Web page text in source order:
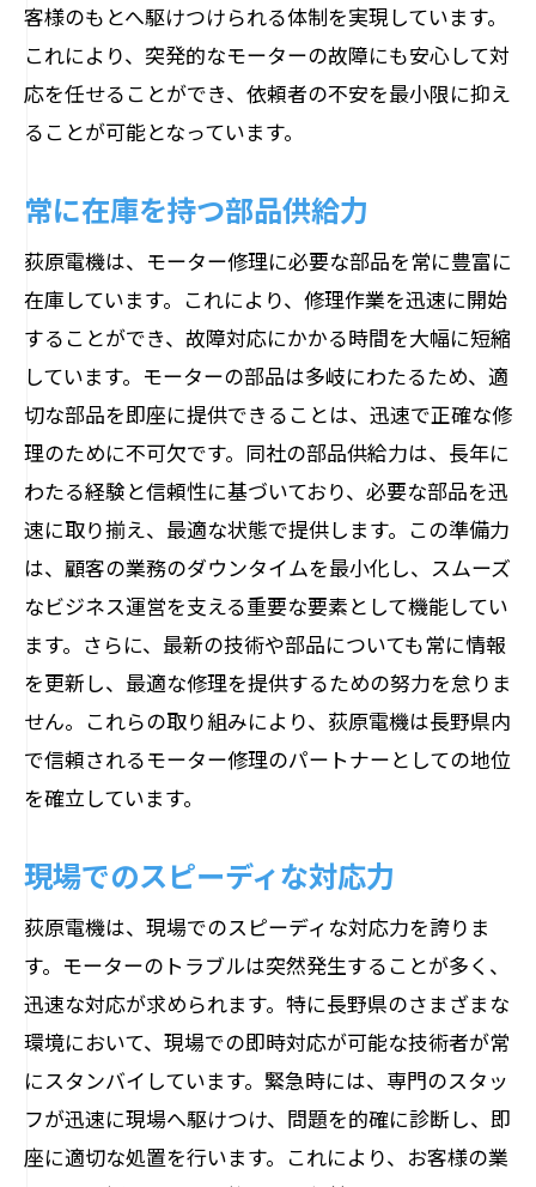
客様のもとへ駆けつけられる体制を実現しています。
これにより、突発的なモーターの故障にも安心して対
応を任せることができ、依頼者の不安を最小限に抑え
ることが可能となっています。
常に在庫を持つ部品供給力
荻原電機は、モーター修理に必要な部品を常に豊富に
在庫しています。これにより、修理作業を迅速に開始
することができ、故障対応にかかる時間を大幅に短縮
しています。モーターの部品は多岐にわたるため、適
切な部品を即座に提供できることは、迅速で正確な修
理のために不可欠です。同社の部品供給力は、長年に
わたる経験と信頼性に基づいており、必要な部品を迅
速に取り揃え、最適な状態で提供します。この準備力
は、顧客の業務のダウンタイムを最小化し、スムーズ
なビジネス運営を支える重要な要素として機能してい
ます。さらに、最新の技術や部品についても常に情報
を更新し、最適な修理を提供するための努力を怠りま
せん。これらの取り組みにより、荻原電機は長野県内
で信頼されるモーター修理のパートナーとしての地位
を確立しています。
現場でのスピーディな対応力
荻原電機は、現場でのスピーディな対応力を誇りま
す。モーターのトラブルは突然発生することが多く、
迅速な対応が求められます。特に長野県のさまざまな
環境において、現場での即時対応が可能な技術者が常
にスタンバイしています。緊急時には、専門のスタッ
フが迅速に現場へ駆けつけ、問題を的確に診断し、即
座に適切な処置を行います。これにより、お客様の業